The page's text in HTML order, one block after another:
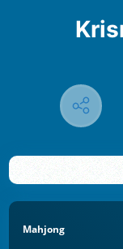
Mahjong